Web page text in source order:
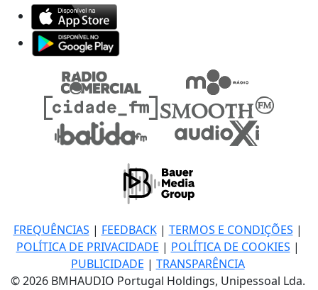
FREQUÊNCIAS | FEEDBACK| TERMOS E CONDIÇÕES |
POLÍTICA DE PRIVACIDADE | POLÍTICA DE COOKIES |
PUBLICIDADE | TRANSPARÊNCIA
© 2026 BMHAUDIO Portugal Holdings, Unipessoal Lda.